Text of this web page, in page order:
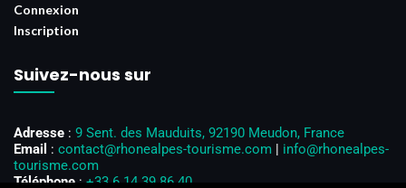
Connexion
Inscription
Suivez-nous sur
Adresse : 9 Sent. des Mauduits, 92190 Meudon, France
Email : contact@rhonealpes-tourisme.com | info@rhonealpes-
tourisme.com
Téléphone : +33 6 14 39 86 40